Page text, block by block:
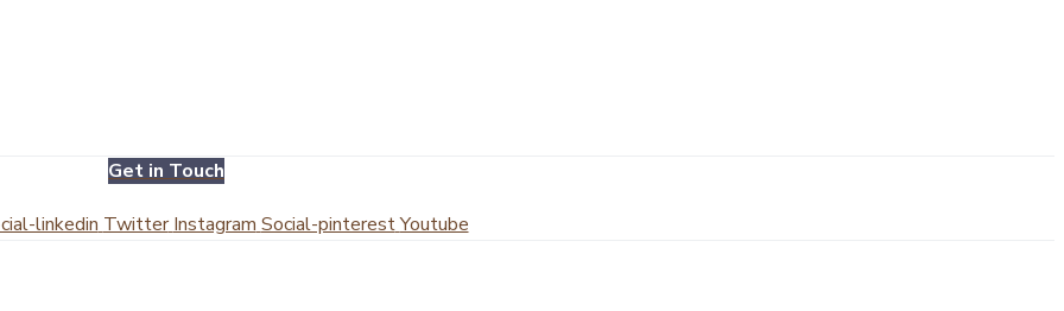
Get in Touch
linkedin Twitter Instagram Social-pinterestYoutube